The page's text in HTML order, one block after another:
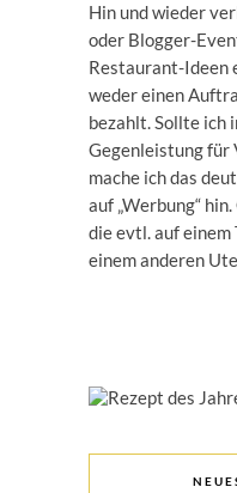
Hin und wieder
oder Blogger-
Restaurant-Ideen
weder einen
bezahlt. Sollte ich
Gegenleistung für
mache ich das
auf „Werbung“
die evtl. auf einem
einem anderen